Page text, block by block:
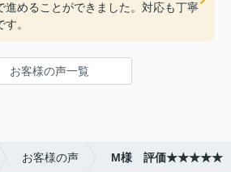
進めることができました。対応も丁寧
。
お客様の声一覧
お客様の声 M様 評価★★★★★